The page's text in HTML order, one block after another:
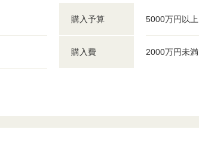
購入予算 5000万円以上
購入費 2000万円未満